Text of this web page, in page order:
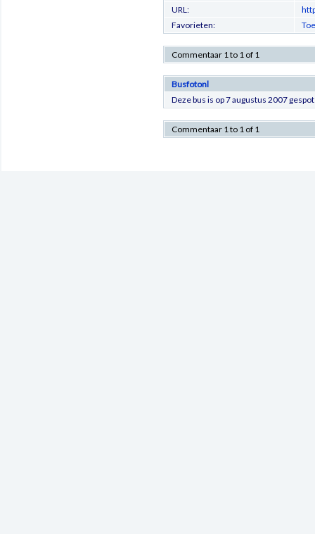
URL:
Favorieten:
Commentaar 1 to 1 of 1
Busfotonl
Deze bus is op 7 augustus 2007
Commentaar 1 to 1 of 1